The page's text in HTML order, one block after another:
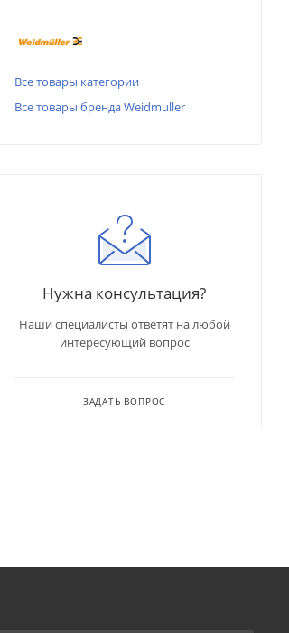
Все товары категории
Все товары бренда Weidmuller
Нужна консультация?
Наши специалисты ответят на любой
интересующий вопрос
ЗАДАТЬ ВОПРОС